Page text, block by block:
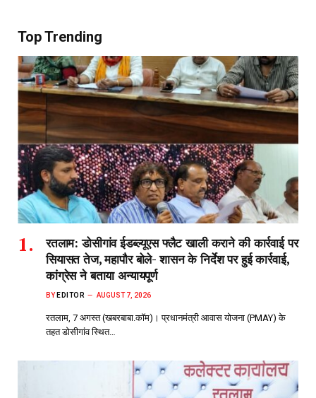
Top Trending
रतलाम: डोसीगांव ईडब्ल्यूएस फ्लैट खाली कराने की कार्रवाई पर
सियासत तेज, महापौर बोले- शासन के निर्देश पर हुई कार्रवाई,
कांग्रेस ने बताया अन्यायपूर्ण
BY EDITOR AUGUST 7, 2026
रतलाम, 7 अगस्त (खबरबाबा.कॉम)। प्रधानमंत्री आवास योजना (PMAY) के
तहत डोसीगांव स्थित…